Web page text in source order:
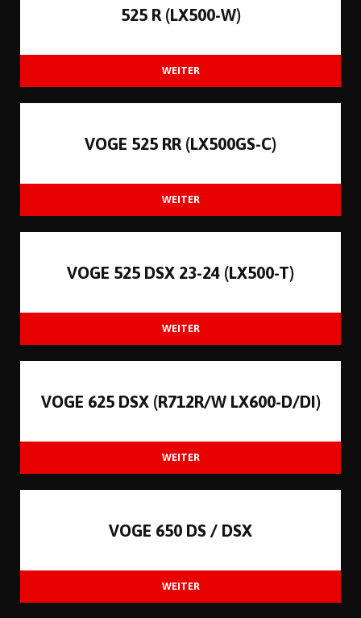
525 R (LX500-W)
VOGE 525 RR (LX500GS-C)
VOGE 525 DSX 23-24 (LX500-T)
VOGE 625 DSX (R712R/W LX600-D/DI)
VOGE 650 DS / DSX